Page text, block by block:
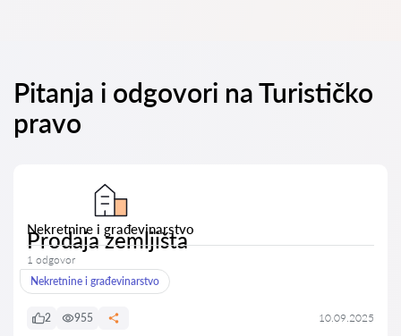
Pitanja i odgovori na Turističko
pravo
Nekretnine i građevinarstvo
Prodaja zemljišta
1 odgovor
Nekretnine i građevinarstvo
2 955 10.09.2025